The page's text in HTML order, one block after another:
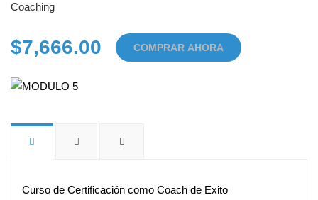
Coaching
$7,666.00 COMPRAR AHORA
Curso de Certificación como Coach de Exito